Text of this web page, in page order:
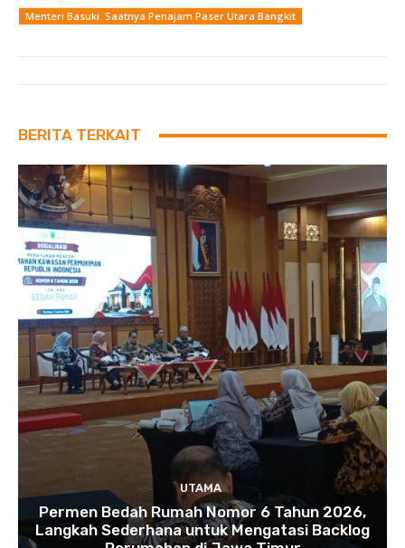
Menteri Basuki: Saatnya Penajam Paser Utara Bangkit
BERITA TERKAIT
UTAMA
Permen Bedah Rumah Nomor 6 Tahun 2026,
Langkah Sederhana untuk Mengatasi Backlog